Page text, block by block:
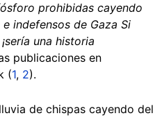
prohibidas cayendo
indefensos de Gaza Si
una historia
publicaciones en
(1, 2).
de chispas cayendo del